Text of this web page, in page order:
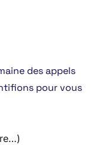
des appels
pour vous